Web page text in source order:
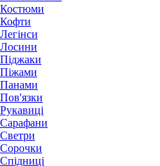
Костюми
Кофти
Легінси
Лосини
Піджаки
Піжами
Панами
Пов'язки
Рукавиці
Сарафани
Светри
Сорочки
Спідниці